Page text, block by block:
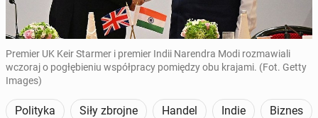
Premier UK Keir Starmer i premier Indii Narendra Modi rozmawiali
wczoraj o pogłębieniu współpracy pomiędzy obu krajami. (Fot. Getty
Images)
Polityka Siły zbrojne Handel Indie Biznes